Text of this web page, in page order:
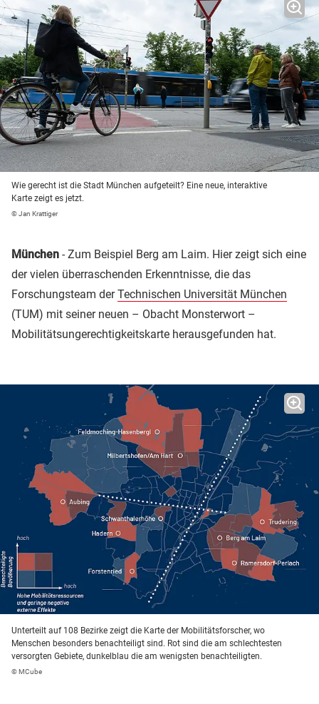
Wie gerecht ist die Stadt München aufgeteilt? Eine neue, interaktive
Karte zeigt es jetzt.
© Jan Krattiger
München - Zum Beispiel Berg am Laim. Hier zeigt sich eine
der vielen überraschenden Erkenntnisse, die das
Forschungsteam derTechnischen Universität München
(TUM) mit seiner neuen – Obacht Monsterwort –
Mobilitätsungerechtigkeitskarte herausgefunden hat.
Unterteilt auf 108 Bezirke zeigt die Karte der Mobilitätsforscher, wo
Menschen besonders benachteiligt sind. Rot sind die am schlechtesten
versorgten Gebiete, dunkelblau die am wenigsten benachteiligten.
© MCube